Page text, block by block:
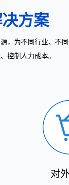
方案
，为不同行业、不同
控制人力成本。
对